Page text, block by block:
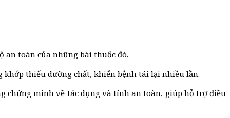
an toàn của những bài thuốc đó.
thiếu dưỡng chất, khiến bệnh tái lại nhiều lần.
chứng minh về tác dụng và tính an toàn, giúp hỗ trợ điều